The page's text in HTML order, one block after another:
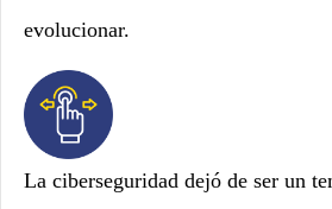
evolucionar.
La ciberseguridad dejó de ser un